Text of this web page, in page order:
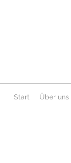
Start Über uns